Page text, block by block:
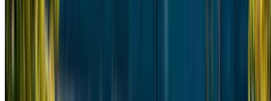
Aeroporto Internazionale Nouaceur, Casablanca
2024